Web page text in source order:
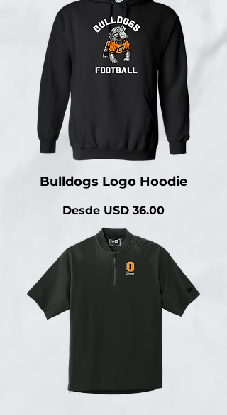
Bulldogs Logo Hoodie
Desde USD 36.00
Precio de oferta